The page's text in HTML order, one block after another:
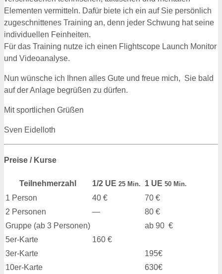
Elementen vermitteln. Dafür biete ich ein auf Sie persönlich
zugeschnittenes Training an, denn jeder Schwung hat seine
individuellen Feinheiten.
Für das Training nutze ich einen Flightscope Launch Monitor
und Videoanalyse.
Nun wünsche ich Ihnen alles Gute und freue mich, Sie bald
auf der Anlage begrüßen zu dürfen.
Mit sportlichen Grüßen
Sven Eidelloth
Preise / Kurse
Teilnehmerzahl 1/2 UE 25 Min. 1 UE 50 Min.
1 Person 40 €
70 €
2 Personen
—
80 €
Gruppe (ab 3 Personen)
ab 90 €
5er-Karte
160 €
3er-Karte
195€
10er-Karte
630€